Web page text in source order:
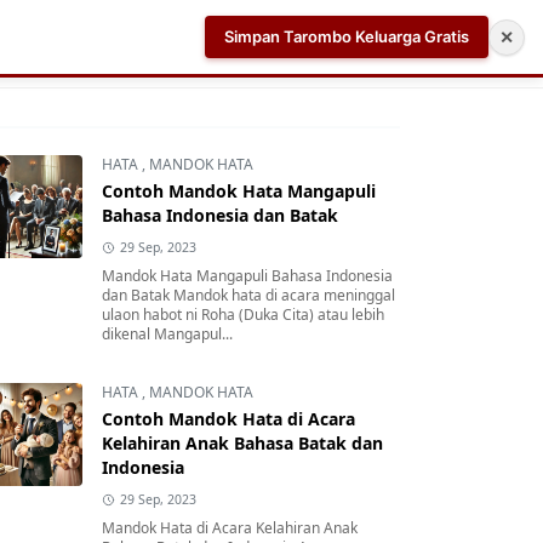
Aplikasi AI Teleprompter dan Pembuat Skrip Video
HATA , MANDOK HATA
Contoh Mandok Hata Mangapuli
Bahasa Indonesia dan Batak
29 Sep, 2023
Mandok Hata Mangapuli Bahasa Indonesia
dan Batak Mandok hata di acara meninggal
ulaon habot ni Roha (Duka Cita) atau lebih
dikenal Mangapul...
HATA , MANDOK HATA
Contoh Mandok Hata di Acara
Kelahiran Anak Bahasa Batak dan
Indonesia
29 Sep, 2023
Mandok Hata di Acara Kelahiran Anak
Simpan Tarombo Keluarga Gratis ✕